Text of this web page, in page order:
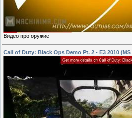
Видео про оружие
Call of Duty: Black Ops Demo Pt. 2 - E3 2010